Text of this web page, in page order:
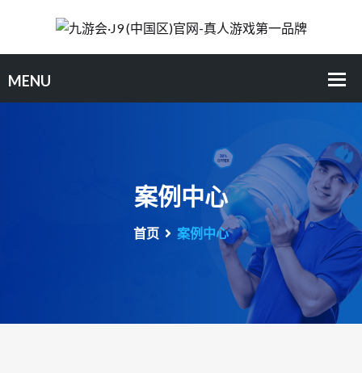
案例中心
首页 案例中心